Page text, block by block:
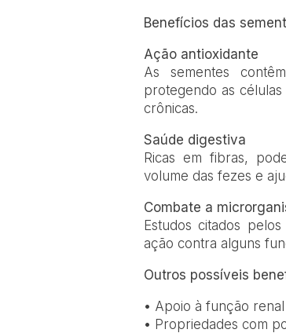
Benefícios das
Ação antioxidante
As sementes
protegendo as
crônicas.
Saúde digestiva
Ricas em fibras,
volume das fezes e
Combate a
Estudos citados
ação contra alguns
Outros possíveis
• Apoio à função renal
• Propriedades com